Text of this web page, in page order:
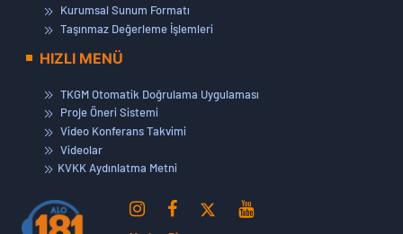
Kurumsal Sunum Formatı
Taşınmaz Değerleme İşlemleri
HIZLI MENÜ
TKGM Otomatik Doğrulama Uygulaması
Proje Öneri Sistemi
Video Konferans Takvimi
Videolar
KVKK Aydınlatma Metni